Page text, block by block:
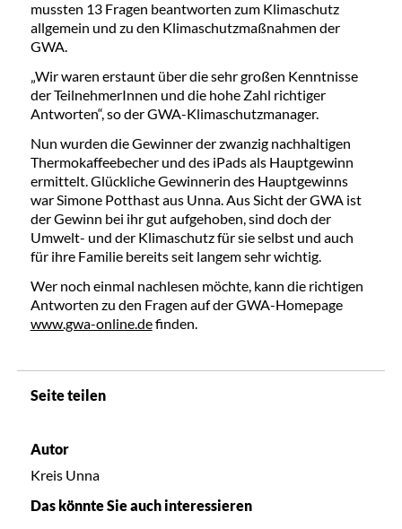
mussten 13 Fragen beantworten zum Klimaschutz
allgemein und zu den Klimaschutzmaßnahmen der
GWA.
„Wir waren erstaunt über die sehr großen Kenntnisse
der TeilnehmerInnen und die hohe Zahl richtiger
Antworten“, so der GWA-Klimaschutzmanager.
Nun wurden die Gewinner der zwanzig nachhaltigen
Thermokaffeebecher und des iPads als Hauptgewinn
ermittelt. Glückliche Gewinnerin des Hauptgewinns
war Simone Potthast aus Unna. Aus Sicht der GWA ist
der Gewinn bei ihr gut aufgehoben, sind doch der
Umwelt- und der Klimaschutz für sie selbst und auch
für ihre Familie bereits seit langem sehr wichtig.
Wer noch einmal nachlesen möchte, kann die richtigen
Antworten zu den Fragen auf der GWA-Homepage
www.gwa-online.definden.
Seite teilen
Autor
Kreis Unna
Das könnte Sie auch interessieren